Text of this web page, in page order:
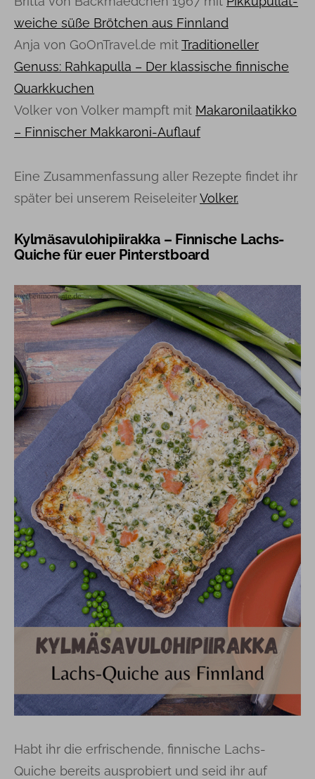
weiche süße Brötchen aus Finnland
Anja von GoOnTravel.de mitTraditioneller
Genuss: Rahkapulla – Der klassische finnische
Quarkkuchen
Volker von Volker mampft mit Makaronilaatikko
– Finnischer Makkaroni-Auflauf
Eine Zusammenfassung aller Rezepte findet ihr
später bei unserem ReiseleiterVolker.
Kylmäsavulohipiirakka – Finnische Lachs-
Quiche für euer Pinterstboard
Habt ihr die erfrischende, finnische Lachs-
Quiche bereits ausprobiert und seid ihr auf